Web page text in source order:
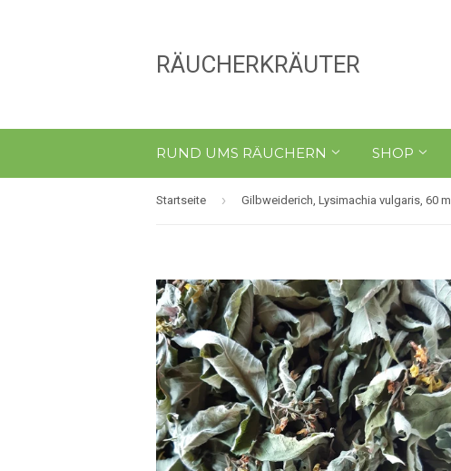
RÄUCHERKRÄUTER
RUND UMS RÄUCHERN SHOP
Startseite › Gilbweiderich, Lysimachia vulgaris, 60 ml